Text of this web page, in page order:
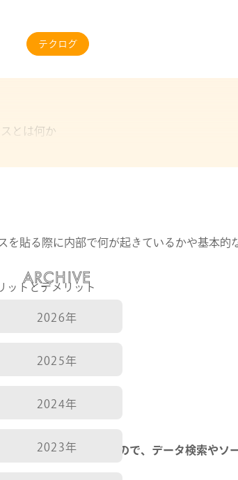
テクログ
とは何か
を貼る際に内部で何が起きているかや基本的
ットとデメリット
くいん）」のようなもので、データ検索やソ
ARCHIVE
2026年
2025年
2024年
2023年